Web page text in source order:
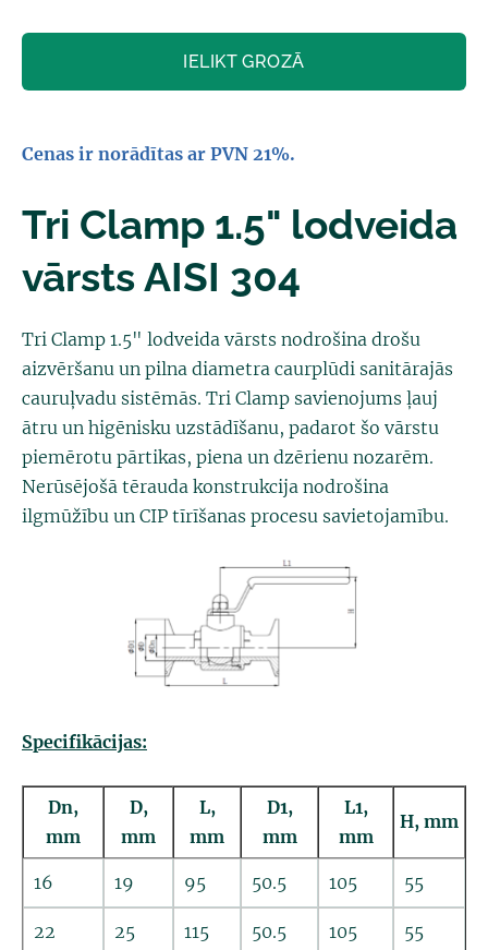
IELIKT GROZĀ
Cenas ir norādītas ar PVN 21%.
Tri Clamp 1.5" lodveida
vārsts AISI 304
Tri Clamp 1.5" lodveida vārsts nodrošina drošu
aizvēršanu un pilna diametra caurplūdi sanitārajās
cauruļvadu sistēmās. Tri Clamp savienojums ļauj
ātru un higēnisku uzstādīšanu, padarot šo vārstu
piemērotu pārtikas, piena un dzērienu nozarēm.
Nerūsējošā tērauda konstrukcija nodrošina
ilgmūžību un CIP tīrīšanas procesu savietojamību.
Specifikācijas:
Dn,
mm
D,
mm
L,
mm
D1,
mm
L1,
mm
H, mm
16 19 95 50.5 105 55
22 25 115 50.5 105 55